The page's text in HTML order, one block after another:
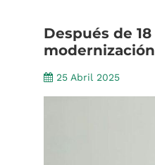
Después de 18
modernización
25 Abril 2025